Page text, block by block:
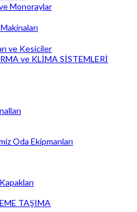
Monoraylar
ve Kesiciler
ve KLİMA SİSTEMLERİ
Oda Ekipmanları
TAŞIMA